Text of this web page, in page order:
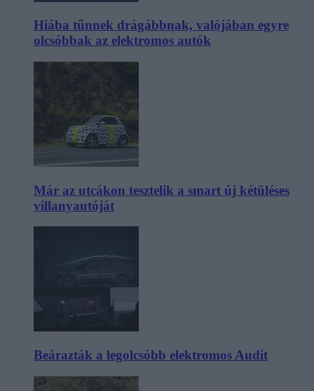
Hiába tűnnek drágábbnak, valójában egyre
olcsóbbak az elektromos autók
Már az utcákon tesztelik a smart új kétüléses
villanyautóját
Beárazták a legolcsóbb elektromos Audit